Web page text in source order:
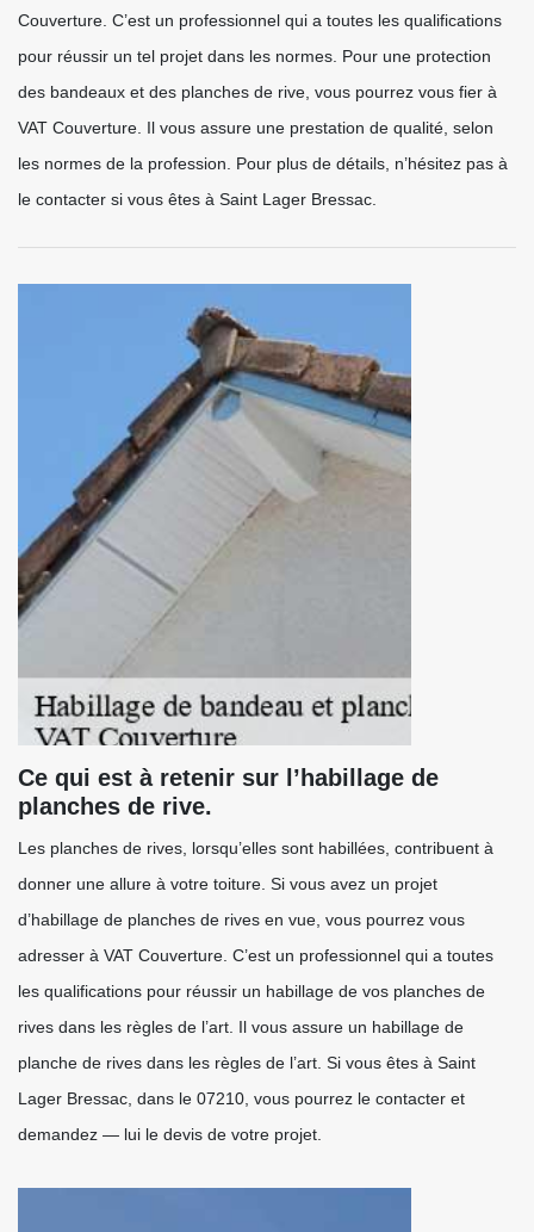
Couverture. C’est un professionnel qui a toutes les qualifications
pour réussir un tel projet dans les normes. Pour une protection
des bandeaux et des planches de rive, vous pourrez vous fier à
VAT Couverture. Il vous assure une prestation de qualité, selon
les normes de la profession. Pour plus de détails, n’hésitez pas à
le contacter si vous êtes à Saint Lager Bressac.
Ce qui est à retenir sur l’habillage de
planches de rive.
Les planches de rives, lorsqu’elles sont habillées, contribuent à
donner une allure à votre toiture. Si vous avez un projet
d’habillage de planches de rives en vue, vous pourrez vous
adresser à VAT Couverture. C’est un professionnel qui a toutes
les qualifications pour réussir un habillage de vos planches de
rives dans les règles de l’art. Il vous assure un habillage de
planche de rives dans les règles de l’art. Si vous êtes à Saint
Lager Bressac, dans le 07210, vous pourrez le contacter et
demandez — lui le devis de votre projet.